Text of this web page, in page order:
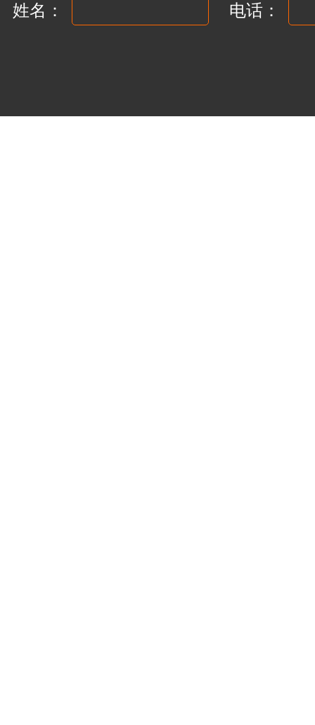
姓名： 电话：